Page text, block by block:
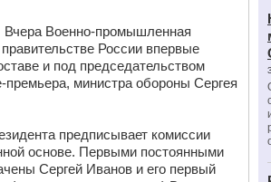
Вчера Военно-промышленная
России впервые
и под председательством
премьера, министра обороны Сергея
предписывает комиссии
основе. Первыми постоянными
Сергей Иванов и его первый